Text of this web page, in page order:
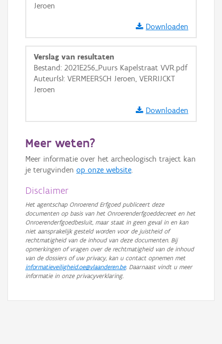
Basis Lagen
OSM-Basiskaart
Jeroen
Downloaden
Verslag van resultaten
Bestand: 2021E256_Puurs Kapelstraat VVR.pdf
Auteur(s): VERMEERSCH Jeroen, VERRIJCKT
Jeroen
Downloaden
Meer weten?
Meer informatie over het archeologisch traject kan
je terugvinden op onze website.
Disclaimer
Het agentschap Onroerend Erfgoed publiceert deze
documenten op basis van het Onroerenderfgoeddecreet en het
Onroerenderfgoedbesluit, maar staat in geen geval in en kan
niet aansprakelijk gesteld worden voor de juistheid of
rechtmatigheid van de inhoud van deze documenten. Bij
opmerkingen of vragen over de rechtmatigheid van de inhoud
van de dossiers of uw privacy, kan u contact opnemen met
informatieveiligheid.oe@vlaanderen.be. Daarnaast vindt u meer
informatie in onze privacyverklaring.